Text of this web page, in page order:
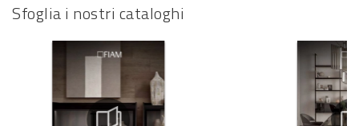
Sfoglia i nostri cataloghi